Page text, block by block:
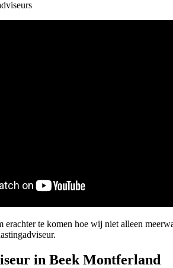
erachter te komen hoe wij niet alleen
in Beek Montferland